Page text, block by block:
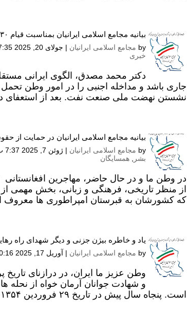
بیانیه مجامع اسلامی ایرانیان بمناسبت قیام ۳۰ تیر ۱۳۳۱
by مجامع اسلامی ایرانیان | جولای 20, 2025 7:35 ب.ظ
خبری
دکتر محمد مصدق، الگوی ایرانی
نشستن نهضت ملی صنعت نفت. بعد از استعفای
بیانیه مجامع اسلامی ایرانیان در حمایت از
by مجامع اسلامی ایرانیان |ژوئن 7, 2025 7:37 ب.ظ
بشر
,همسایگان
در وطن ما و در حال حاضر، مهاجرین افغانستانی
از منظر تاریخی، فرهنگی و زبانی، بخش مهمی
که کشورشان به قبرستان امپراطوری ها معروف
یاد و خاطره بیژن جزنی و دیگر شهدای راه
by مجامع اسلامی ایرانیان | آوریل 17, 2025 10:16 ب.ظ
وطن عزیز ما ایران، در درازنای
و شهادت جوانان آرمان خواه از نحله
است. پنجاه سال پیش در تاریخ ۲۹ فروردین ۱۳۵۴، بیژن جزنی، از نظریه پردازان و بنیانگذاران سازمان...